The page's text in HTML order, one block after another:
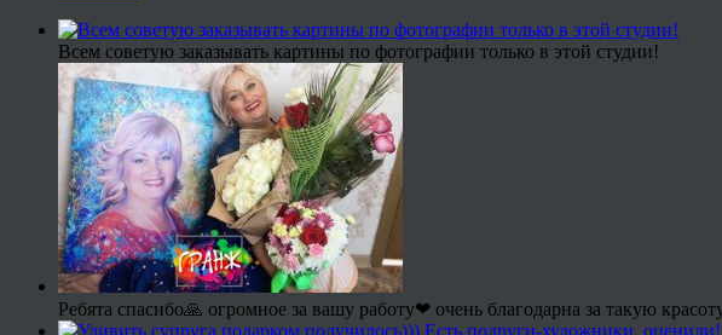
Всем советую заказывать картины по фотографии только в этой студии!
Ребята спасибо🙏 огромное за вашу работу❤ очень благодарна за такую